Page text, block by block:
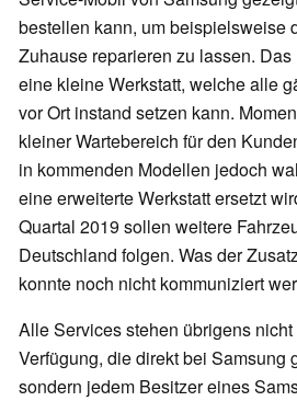
bestellen kann, um beispielsweise
Zuhause reparieren zu lassen.
eine kleine Werkstatt, welche alle
vor Ort instand setzen kann.
kleiner Wartebereich für den
in kommenden Modellen jedoch
eine erweiterte Werkstatt ersetzt
Quartal 2019 sollen weitere
Deutschland folgen. Was der
konnte noch nicht kommuniziert
Alle Services stehen übrigens
Verfügung, die direkt bei Samsung
sondern jedem Besitzer eines